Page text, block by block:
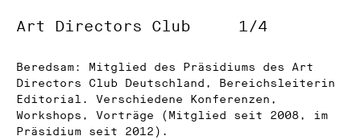
Art Directors Club 1/4
Beredsam: Mitglied des Präsidiums des Art
Directors Club Deutschland, Bereichsleiterin
Editorial. Verschiedene Konferenzen,
Workshops, Vorträge (Mitglied seit 2008, im
Präsidium seit 2012).